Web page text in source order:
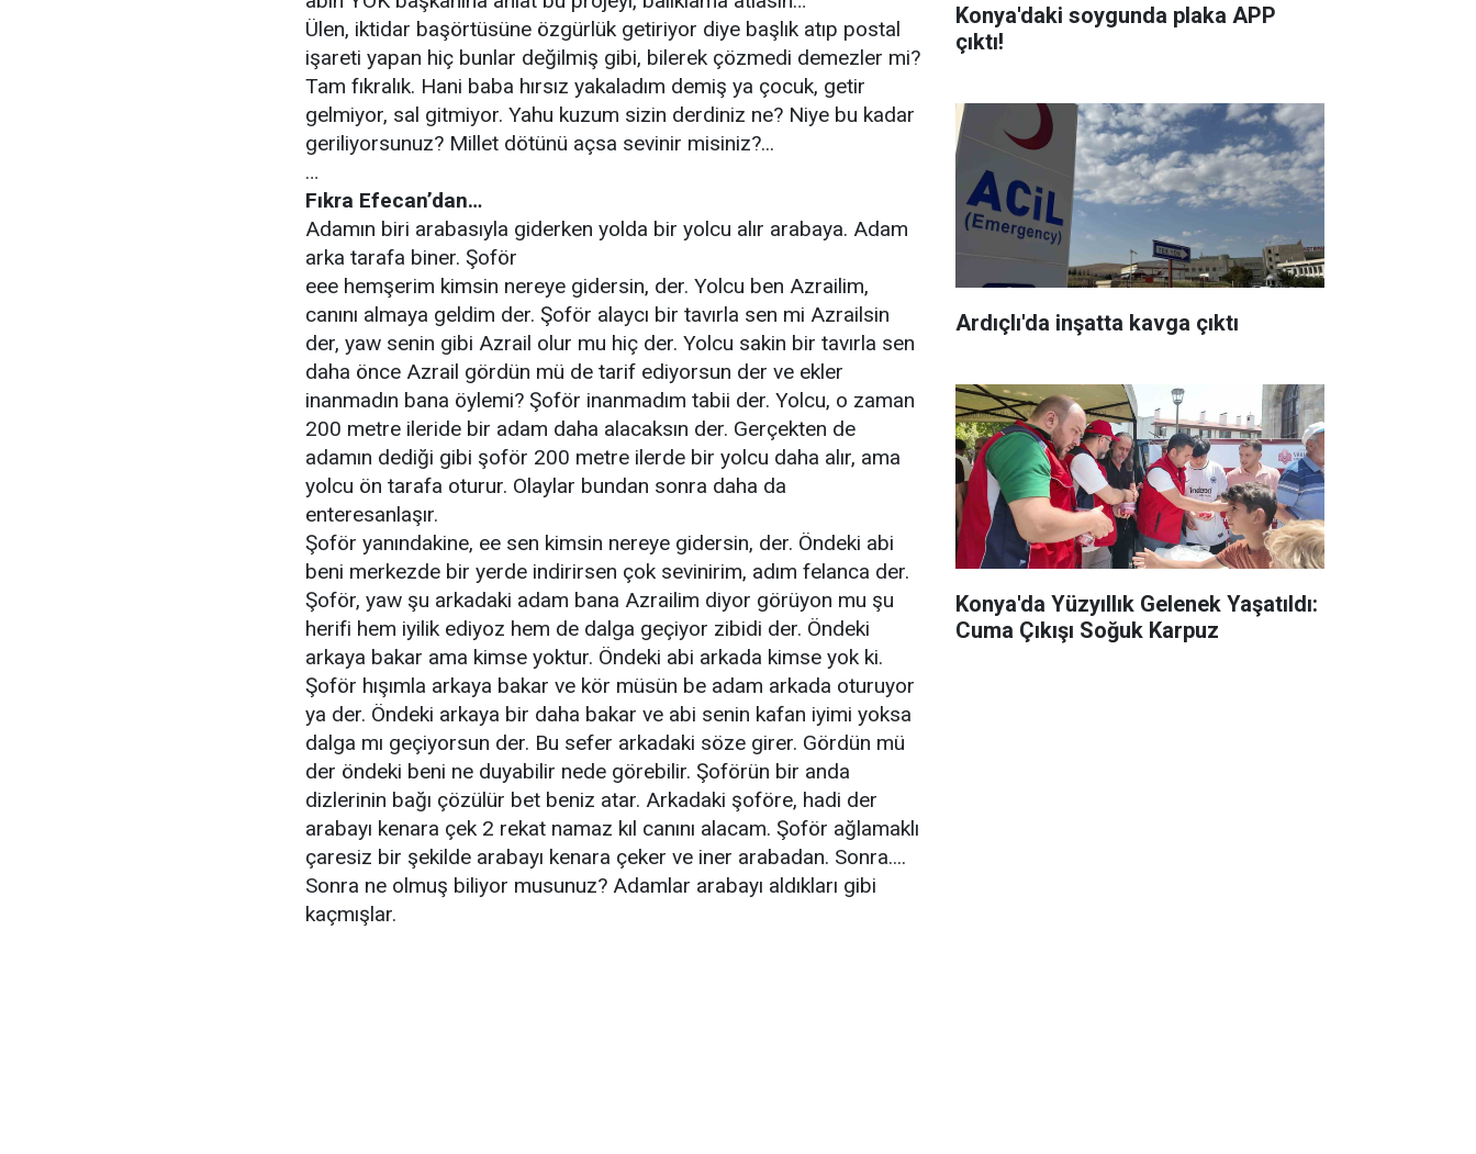
Ülen, iktidar başörtüsüne özgürlük getiriyor diye başlık atıp postal
işareti yapan hiç bunlar değilmiş gibi, bilerek çözmedi demezler mi?
Tam fıkralık. Hani baba hırsız yakaladım demiş ya çocuk, getir
gelmiyor, sal gitmiyor. Yahu kuzum sizin derdiniz ne? Niye bu kadar
geriliyorsunuz? Millet dötünü açsa sevinir misiniz?...
…
Fıkra Efecan’dan…
Adamın biri arabasıyla giderken yolda bir yolcu alır arabaya. Adam
arka tarafa biner. Şoför
eee hemşerim kimsin nereye gidersin, der. Yolcu ben Azrailim,
canını almaya geldim der. Şoför alaycı bir tavırla sen mi Azrailsin
der, yaw senin gibi Azrail olur mu hiç der. Yolcu sakin bir tavırla sen
daha önce Azrail gördün mü de tarif ediyorsun der ve ekler
inanmadın bana öylemi? Şoför inanmadım tabii der. Yolcu, o zaman
200 metre ileride bir adam daha alacaksın der. Gerçekten de
adamın dediği gibi şoför 200 metre ilerde bir yolcu daha alır, ama
yolcu ön tarafa oturur. Olaylar bundan sonra daha da
enteresanlaşır.
Şoför yanındakine, ee sen kimsin nereye gidersin, der. Öndeki abi
beni merkezde bir yerde indirirsen çok sevinirim, adım felanca der.
Şoför, yaw şu arkadaki adam bana Azrailim diyor görüyon mu şu
herifi hem iyilik ediyoz hem de dalga geçiyor zibidi der. Öndeki
arkaya bakar ama kimse yoktur. Öndeki abi arkada kimse yok ki.
Şoför hışımla arkaya bakar ve kör müsün be adam arkada oturuyor
ya der. Öndeki arkaya bir daha bakar ve abi senin kafan iyimi yoksa
dalga mı geçiyorsun der. Bu sefer arkadaki söze girer. Gördün mü
der öndeki beni ne duyabilir nede görebilir. Şoförün bir anda
dizlerinin bağı çözülür bet beniz atar. Arkadaki şoföre, hadi der
arabayı kenara çek 2 rekat namaz kıl canını alacam. Şoför ağlamaklı
çaresiz bir şekilde arabayı kenara çeker ve iner arabadan. Sonra....
Sonra ne olmuş biliyor musunuz? Adamlar arabayı aldıkları gibi
kaçmışlar.
Konya'daki soygunda plaka APP
çıktı!
Ardıçlı'da inşatta kavga çıktı
Konya'da Yüzyıllık Gelenek Yaşatıldı:
Cuma Çıkışı Soğuk Karpuz